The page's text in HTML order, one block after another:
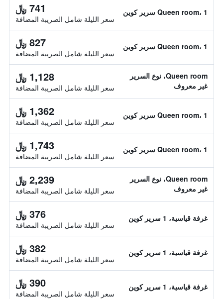
Queen room، 1 سرير كوين 741 ﷼
سعر الليلة شامل الصريبة المضافة
Queen room، 1 سرير كوين 827 ﷼
سعر الليلة شامل الصريبة المضافة
Queen room، نوع السرير
غير معروف
1,128 ﷼
سعر الليلة شامل الصريبة المضافة
Queen room، 1 سرير كوين 1,362 ﷼
سعر الليلة شامل الصريبة المضافة
Queen room، 1 سرير كوين 1,743 ﷼
سعر الليلة شامل الصريبة المضافة
Queen room، نوع السرير
غير معروف
2,239 ﷼
سعر الليلة شامل الصريبة المضافة
غرفة قياسية، 1 سرير كوين 376 ﷼
سعر الليلة شامل الصريبة المضافة
غرفة قياسية، 1 سرير كوين 382 ﷼
سعر الليلة شامل الصريبة المضافة
غرفة قياسية، 1 سرير كوين 390 ﷼
سعر الليلة شامل الصريبة المضافة